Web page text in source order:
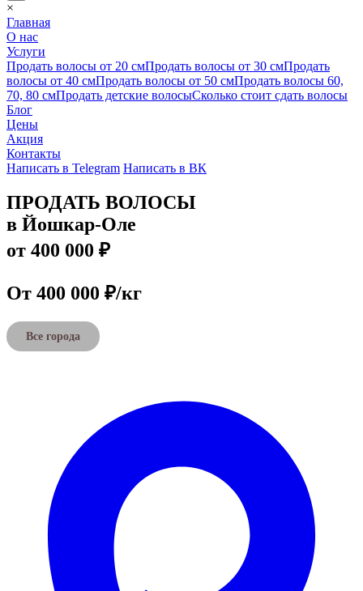
×
Главная
О нас
Услуги
Продать волосы от 20 смПродать волосы от 30 смПродать
волосы от 40 смПродать волосы от 50 смПродать волосы 60,
70, 80 смПродать детские волосыСколько стоит сдать волосы
Блог
Цены
Акция
Контакты
Написать в Telegram Написать в ВК
ПРОДАТЬ ВОЛОСЫ
в Йошкар-Оле
от 400 000 ₽
От 400 000 ₽/кг
Все города